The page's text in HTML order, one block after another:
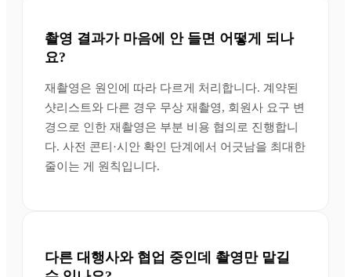
촬영 결과가 마음에 안 들면 어떻게 되나
요?
재촬영은 원인에 따라 다르게 처리합니다. 계약된
샷리스트와 다른 경우 무상 재촬영, 회원사 요구 변
경으로 인한 재촬영은 부분 비용 협의로 진행합니
다. 사전 콘티·시안 확인 단계에서 어긋남을 최대한
줄이는 게 원칙입니다.
다른 대행사와 협업 중인데 촬영만 맡길